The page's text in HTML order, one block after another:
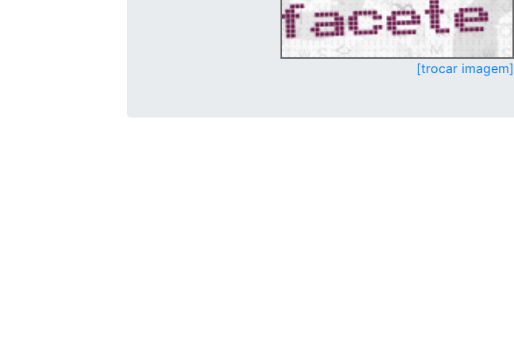
[trocar imagem]